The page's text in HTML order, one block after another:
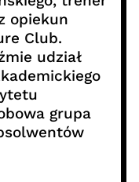
opiekun
Club.
udział
grupa